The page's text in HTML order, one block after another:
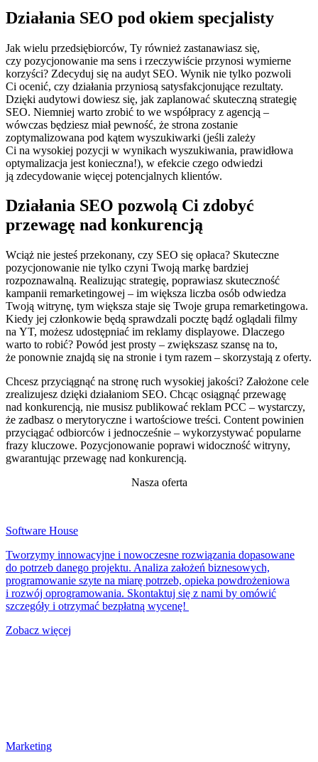
Działania SEO pod okiem specjalisty
Jak wielu przedsiębiorców, Ty również zastanawiasz się,
czy pozycjonowanie ma sens i rzeczywiście przynosi wymierne
korzyści? Zdecyduj się na audyt SEO. Wynik nie tylko pozwoli
Ci ocenić, czy działania przyniosą satysfakcjonujące rezultaty.
Dzięki audytowi dowiesz się, jak zaplanować skuteczną strategię
SEO. Niemniej warto zrobić to we współpracy z agencją –
wówczas będziesz miał pewność, że strona zostanie
zoptymalizowana pod kątem wyszukiwarki (jeśli zależy
Ci na wysokiej pozycji w wynikach wyszukiwania, prawidłowa
optymalizacja jest konieczna!), w efekcie czego odwiedzi
ją zdecydowanie więcej potencjalnych klientów.
Działania SEO pozwolą Ci zdobyć
przewagę nad konkurencją
Wciąż nie jesteś przekonany, czy SEO się opłaca? Skuteczne
pozycjonowanie nie tylko czyni Twoją markę bardziej
rozpoznawalną. Realizując strategię, poprawiasz skuteczność
kampanii remarketingowej – im większa liczba osób odwiedza
Twoją witrynę, tym większa staje się Twoje grupa remarketingowa.
Kiedy jej członkowie będą sprawdzali pocztę bądź oglądali filmy
na YT, możesz udostępniać im reklamy displayowe. Dlaczego
warto to robić? Powód jest prosty – zwiększasz szansę na to,
że ponownie znajdą się na stronie i tym razem – skorzystają z oferty.
Chcesz przyciągnąć na stronę ruch wysokiej jakości? Założone cele
zrealizujesz dzięki działaniom SEO. Chcąc osiągnąć przewagę
nad konkurencją, nie musisz publikować reklam PCC – wystarczy,
że zadbasz o merytoryczne i wartościowe treści. Content powinien
przyciągać odbiorców i jednocześnie – wykorzystywać popularne
frazy kluczowe. Pozycjonowanie poprawi widoczność witryny,
gwarantując przewagę nad konkurencją.
Nasza oferta
Software House
Tworzymy innowacyjne i nowoczesne rozwiązania dopasowane
do potrzeb danego projektu. Analiza założeń biznesowych,
programowanie szyte na miarę potrzeb, opieka powdrożeniowa
i rozwój oprogramowania. Skontaktuj się z nami by omówić
szczegóły i otrzymać bezpłatną wycenę!
Zobacz więcej
Marketing